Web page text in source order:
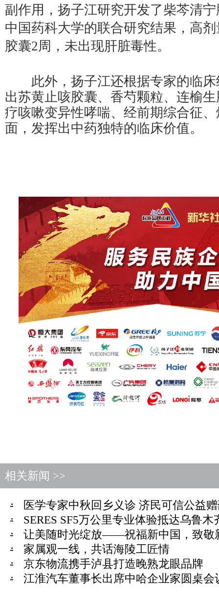
副作用，扬子江研究开发了柴芩清
中国药科大学的联合研究结果，高
胶囊2周，未出现肝脏毒性。
此外，扬子江还根据专家的临床
出苏黄止咳胶囊、香芍颗粒、连榆
疗咳嗽变异性哮喘、经前期综合征
面，发挥出中药独特的临床价值。
相关新闻 >>
-
医学专家中秋回乡义诊 济民可信公益
-
SERES SF5万公里专业体验抵达乌鲁木
-
让美随时光绽放——祝福新中国，致敬
-
家属观一线，共话海陵工匠情
-
京东物流携手泸县打造晚熟龙眼品牌
-
江淮汽车董事长出席中哈企业家圆桌会